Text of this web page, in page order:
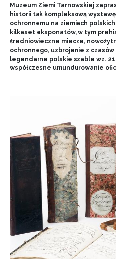
Muzeum Ziemi Tarnowskiej
historii tak kompleksową
ochronnemu na ziemiach
kilkaset eksponatów, w tym
średniowieczne miecze,
ochronnego, uzbrojenie z
legendarne polskie szable wz. 21 i
współczesne umundurowanie